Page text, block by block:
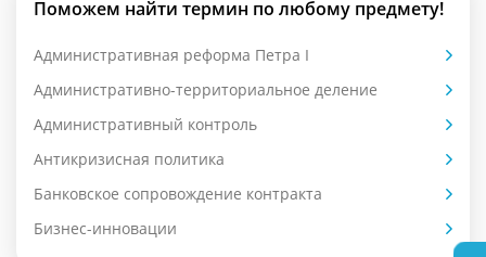
Поможем найти термин по любому предмету!
Административная реформа Петра I
Административно-территориальное деление
Административный контроль
Антикризисная политика
Банковское сопровождение контракта
Бизнес-инновации